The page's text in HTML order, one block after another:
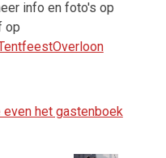
info en foto's op
op
even het gastenboek